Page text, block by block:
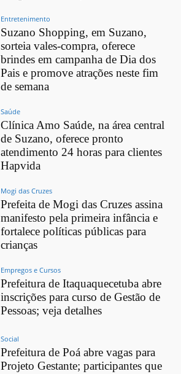
Entretenimento
Suzano Shopping, em Suzano,
sorteia vales-compra, oferece
brindes em campanha de Dia dos
Pais e promove atrações neste fim
de semana
Saúde
Clínica Amo Saúde, na área central
de Suzano, oferece pronto
atendimento 24 horas para clientes
Hapvida
Mogi das Cruzes
Prefeita de Mogi das Cruzes assina
manifesto pela primeira infância e
fortalece políticas públicas para
crianças
Empregos e Cursos
Prefeitura de Itaquaquecetuba abre
inscrições para curso de Gestão de
Pessoas; veja detalhes
Social
Prefeitura de Poá abre vagas para
Projeto Gestante; participantes que